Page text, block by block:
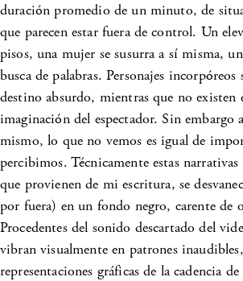
duración promedio de un minuto, de
que parecen estar fuera de control. Un
pisos, una mujer se susurra a sí misma,
busca de palabras. Personajes incorpóreos
destino absurdo, mientras que no existen
imaginación del espectador. Sin embargo
mismo, lo que no vemos es igual de
percibimos. Técnicamente estas
que provienen de mi escritura, se
por fuera) en un fondo negro, carente de
Procedentes del sonido descartado del
vibran visualmente en patrones
representaciones gráficas de la cadencia